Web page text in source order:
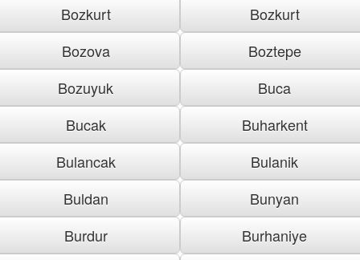
Bozkurt
Bozkurt
Bozova
Boztepe
Bozuyuk
Buca
Bucak
Buharkent
Bulancak
Bulanik
Buldan
Bunyan
Burdur
Burhaniye